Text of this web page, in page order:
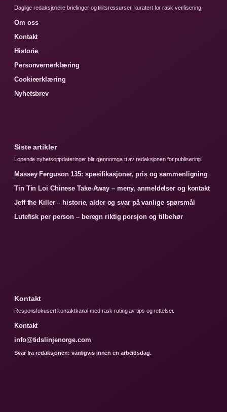
Daglige redaksjonelle briefinger og tillitsressurser, kuratert for rask verifisering.
Om oss
Kontakt
Historie
Personvernerklæring
Cookieerklæring
Nyhetsbrev
Siste artikler
Lopende nyhetsoppdateringer blir gjennomga tt av redaksjonen for publisering.
Massey Ferguson 135: spesifikasjoner, pris og sammenligning
Tin Tin Loi Chinese Take-Away – meny, anmeldelser og kontakt
Jeff the Killer – historie, alder og svar på vanlige spørsmål
Lutefisk per person – beregn riktig porsjon og tilbehør
Kontakt
Responsfokusert kontaktkanal med rask ruting av tips og rettelser.
Kontakt
info@tidslinjenorge.com
Svar fra redaksjonen: vanligvis innen en arbeidsdag.